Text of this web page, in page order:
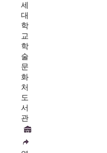
세
대
학
교
학
술
문
화
처
도
서
관